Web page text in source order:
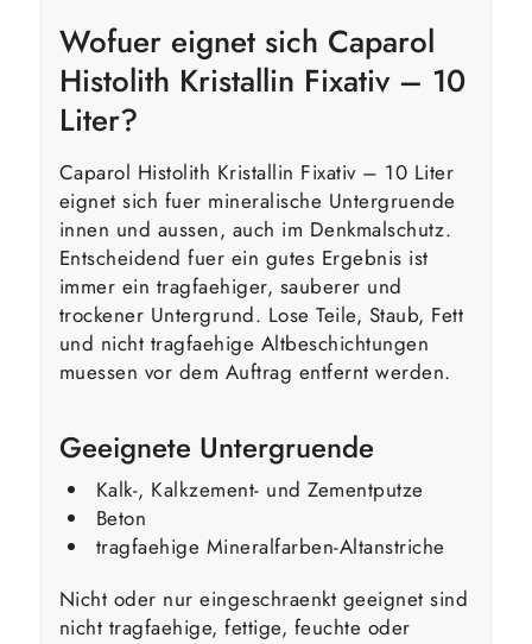
Wofuer eignet sich Caparol
Histolith Kristallin Fixativ – 10
Liter?
Caparol Histolith Kristallin Fixativ – 10 Liter
eignet sich fuer mineralische Untergruende
innen und aussen, auch im Denkmalschutz.
Entscheidend fuer ein gutes Ergebnis ist
immer ein tragfaehiger, sauberer und
trockener Untergrund. Lose Teile, Staub, Fett
und nicht tragfaehige Altbeschichtungen
muessen vor dem Auftrag entfernt werden.
Geeignete Untergruende
Kalk-, Kalkzement- und Zementputze
Beton
tragfaehige Mineralfarben-Altanstriche
Nicht oder nur eingeschraenkt geeignet sind
nicht tragfaehige, fettige, feuchte oder